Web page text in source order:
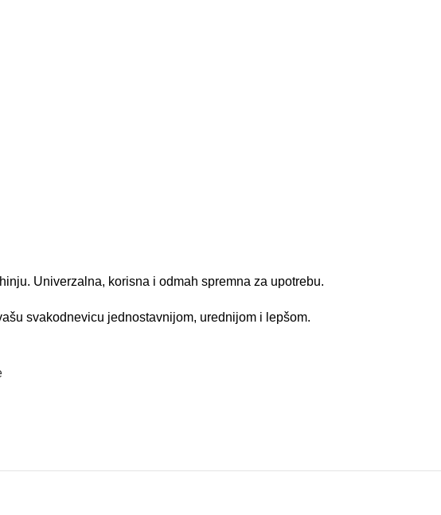
Univerzalna, korisna i odmah spremna za upotrebu.
svakodnevicu jednostavnijom, urednijom i lepšom.